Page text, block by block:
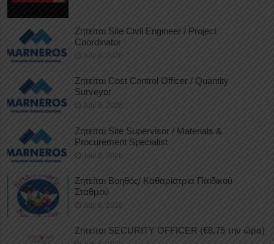
Ζητείται Site Civil Engineer / Project
Coordinator
July 9, 2026
Ζητείται Cost Control Officer / Quantity
Surveyor
July 9, 2026
Ζητείται Site Supervisor / Materials &
Procurement Specialist
July 9, 2026
Ζητείται Βοηθός/ Καθαρίστρια Παιδικού
Σταθμού
July 8, 2026
Ζητείται SECURITY OFFICER (€8,75 την ώρα)